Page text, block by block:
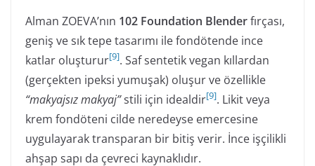
Alman ZOEVA’nın 102 Foundation Blenderfırçası,
geniş ve sık tepe tasarımı ile fondötende ince
katlar oluşturur[9]. Saf sentetik vegan kıllardan
(gerçekten ipeksi yumuşak) oluşur ve özellikle
“makyajsız makyaj”stili için idealdir[9]. Likit veya
krem fondöteni cilde neredeyse emercesine
uygulayarak transparan bir bitiş verir. İnce işçilikli
ahşap sapı da çevreci kaynaklıdır.